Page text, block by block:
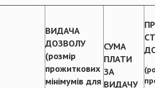
ВИДАЧА
ДОЗВОЛУ
(розмір
прожиткових
мінімумів для
СУМА
ПЛАТИ
ЗА
ВИДАЧУ